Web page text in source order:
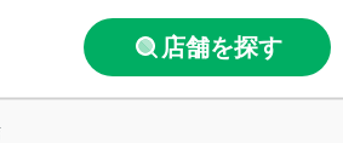
店舗を探す